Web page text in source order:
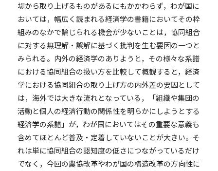
場から取り上げるものがあるにもかかわらず，わが国に
おいては，幅広く読まれる経済学の書籍においてその枠
組みのなかで論じられる機会が少ないことは，協同組合
に対する無理解・誤解に基づく批判を生む要因の一つと
みられる。内外の経済学のありようと，その様々な系譜
における協同組合の扱い方を比較して概観すると，経済
学における協同組合の取り上げ方の内外差の要因として
は，海外では大きな流れとなっている，「組織や集団の
活動と個人の経済行動の関係性を明らかにしようとする
経済学の系譜」が，わが国においてはその重要な意義も
含めてほとんど普及・定着していないことが大きい。そ
れは単に協同組合の認知度の低さにつながっているだけ
でなく，今回の農協改革やわが国の構造改革の方向性に